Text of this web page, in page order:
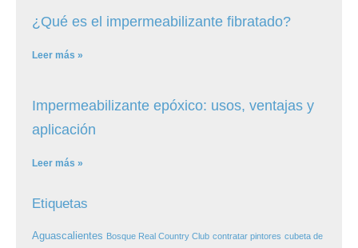
¿Qué es el impermeabilizante fibratado?
Leer más »
Impermeabilizante epóxico: usos, ventajas y
aplicación
Leer más »
Etiquetas
Aguascalientes Bosque Real Country Club contratar pintores cubeta de